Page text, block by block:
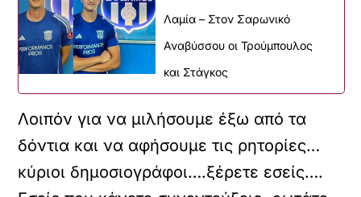
Λαμία – Στον Σαρωνικό
Αναβύσσου οι Τρούμπουλος
και Στάγκος
Λοιπόν για να μιλήσουμε έξω από τα
δόντια και να αφήσουμε τις ρητορίες…
κύριοι δημοσιογράφοι….ξέρετε εσείς….